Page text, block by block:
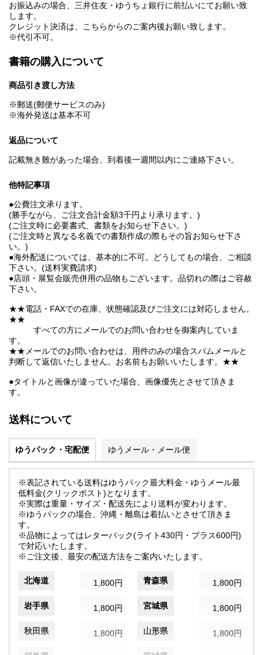
お振込みの場合、三井住友・ゆうちょ銀行に前払いにてお願い致
します。
クレジット決済は、こちらからのご案内後お願い致します。
※代引不可。
書籍の購入について
商品引き渡し方法
※郵送(郵便サービスのみ)
※海外発送は基本不可
返品について
記載無き難があった場合、到着後一週間以内にご連絡下さい。
他特記事項
●公費注文承ります。
(勝手ながら、ご注文合計金額3千円より承ります。)
(ご注文時に必要書式、書類をお知らせ下さい。)
(ご注文時と異なる名義での書類作成の際もその旨お知らせ下さ
い。)
●海外配送については、基本的に不可。どうしてもの場合、ご相談
下さい。(送料実費請求)
●店頭・展覧会販売併用の品物もございます。品切れの際はご容赦
下さい。
★★電話・FAXでの在庫、状態確認及びご注文には対応しません。
★★
すべての方にメールでのお問い合わせを御案内していま
す。
★★メールでのお問い合わせは、用件のみの場合スパムメールと
判断して返信いたしません。お名前もお願いいたします。★★
●タイトルと画像が違っていた場合、画像優先とさせて頂きま
す。
送料について
ゆうパック・宅配便 ゆうメール・メール便
※表記されている送料はゆうパック最大料金・ゆうメール最
低料金(クリックポスト)となります。
※実際は重量・サイズ・配送先により送料が変わります。
※ゆうパックの場合、沖縄・離島は着払いとさせて頂きま
す。
※品物によってはレターパック(ライト430円・プラス600円)
で対応いたします。
※ご注文後、最安の配送方法をご案内いたします。
北海道 1,800円 青森県 1,800円
岩手県 1,800円 宮城県 1,800円
秋田県 1,800円 山形県 1,800円